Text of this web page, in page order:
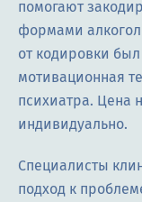
помогают
формами
от кодировки
мотивационная
психиатра. Цена
индивидуально.
Специалисты
подход к